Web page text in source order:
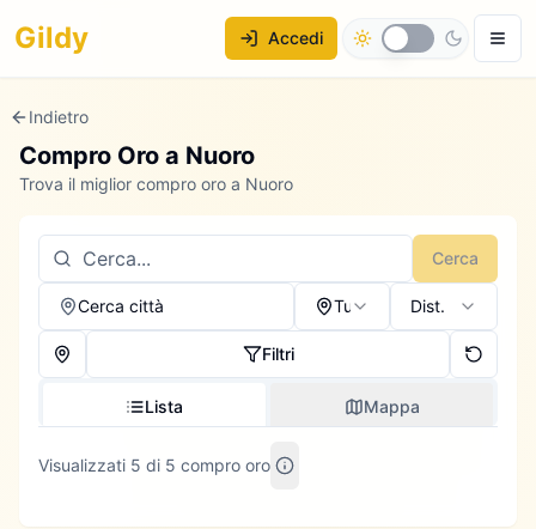
Gildy Accedi
Indietro
Compro Oro a Nuoro
Trova il miglior compro oro a Nuoro
Cerca
Cerca città Tutti Dist.
Filtri
Lista Mappa
Visualizzati 5 di 5 compro oro